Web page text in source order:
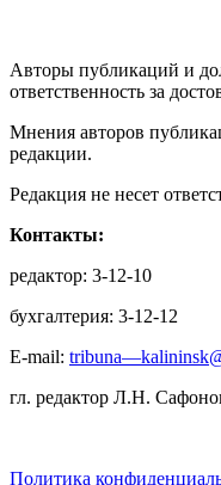
Авторы публикаций и
ответственность за
Мнения авторов
редакции.
Редакция не несет
Контакты:
редактор: 3-12-10
бухгалтерия: 3-12-12
E-mail:
гл. редактор Л.Н.
Политика